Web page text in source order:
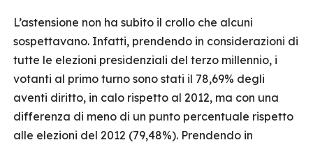
L’astensione non ha subito il crollo che alcuni
sospettavano. Infatti, prendendo in considerazioni di
tutte le elezioni presidenziali del terzo millennio, i
votanti al primo turno sono stati il 78,69% degli
aventi diritto, in calo rispetto al 2012, ma con una
differenza di meno di un punto percentuale rispetto
alle elezioni del 2012 (79,48%). Prendendo in